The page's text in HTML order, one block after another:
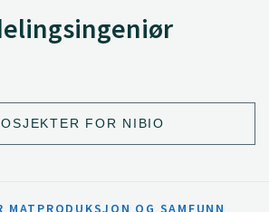
FOR NIBIO
MATPRODUKSJON OG SAMFUNN